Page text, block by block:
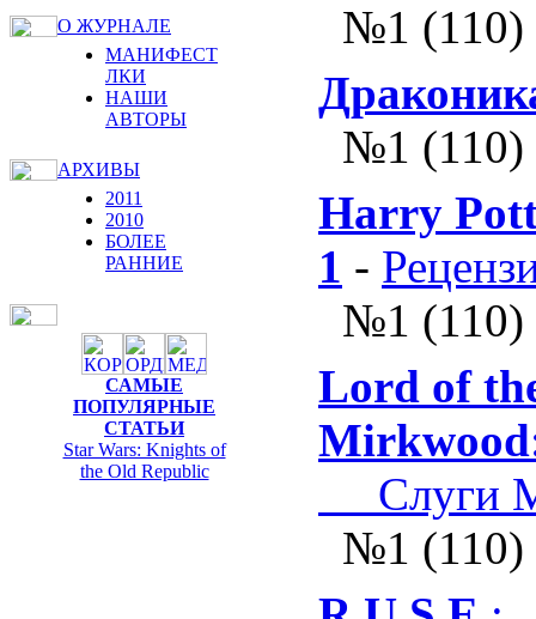
О ЖУРНАЛЕ
МАНИФЕСТ
ЛКИ
НАШИ
АВТОРЫ
АРХИВЫ
2011
2010
БОЛЕЕ
РАННИЕ
САМЫЕ
ПОПУЛЯРНЫЕ
СТАТЬИ
Star Wars: Knights of
the Old Republic
№1 (110)
№1 (110)
Harry
1 -
№1 (110)
Lord of
Mirkwood
Слуги
№1 (110)